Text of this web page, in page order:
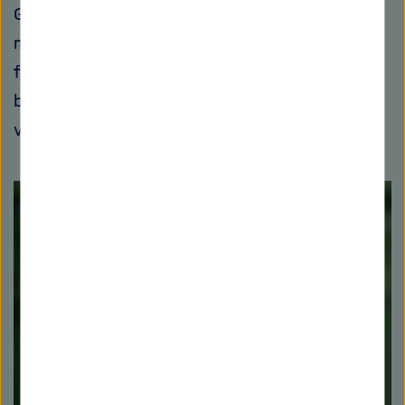
Grenzen offen sind. Nun gab es kein Halten
mehr für uns. Gleich am ersten Wochenende
fuhr ich nach Hamburg, um Verwandten zu
besuchen. Es war historisch, bewegend und
vor allem unfassbar schön!